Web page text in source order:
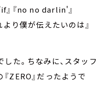
』『no no darlin'』
り僕が伝えたいのは』
た。ちなみに、スタッフ
ZERO』だったようで